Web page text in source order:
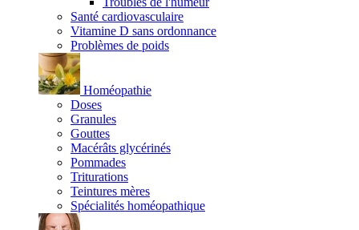
Santé cardiovasculaire
Vitamine D sans ordonnance
Problèmes de poids
Homéopathie
Doses
Granules
Gouttes
Macérâts glycérinés
Pommades
Triturations
Teintures mères
Spécialités homéopathique